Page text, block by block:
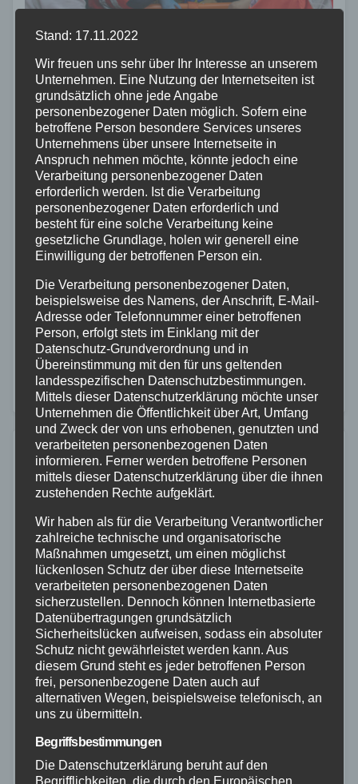
RHEIN-LAHN
Großangelegte
Katastrophenschutzübung im
Rhein-Lahn-Kreis:
Einsatzbereitschaftder
überörtlichen Hilfe unter Beweis
gestellt
Am Freitagmorgen um 9 Uhr begann im
Leitstellenbereich Koblenz eine groß angelegte
Katastrophenschutzübung, bei der die
Einsatzbereitschaft der überörtlichen Hilfe im Rhein-
Lahn-Kreis sowie in den umliegenden Landkreisen
getestet wurde. An…
FEUERWEHR
Audi kracht in Strommasten –
Unfall endet am Feldrand
Stand: 17.11.2022
Wir freuen uns sehr über Ihr Interesse an unserem
Unternehmen. Eine Nutzung der Internetseiten ist
grundsätzlich ohne jede Angabe
personenbezogener Daten möglich. Sofern eine
betroffene Person besondere Services unseres
Unternehmens über unsere Internetseite in
Anspruch nehmen möchte, könnte jedoch eine
Verarbeitung personenbezogener Daten
erforderlich werden. Ist die Verarbeitung
personenbezogener Daten erforderlich und
besteht für eine solche Verarbeitung keine
gesetzliche Grundlage, holen wir generell eine
Einwilligung der betroffenen Person ein.
Die Verarbeitung personenbezogener Daten,
beispielsweise des Namens, der Anschrift, E-Mail-
Adresse oder Telefonnummer einer betroffenen
Person, erfolgt stets im Einklang mit der
Datenschutz-Grundverordnung und in
Übereinstimmung mit den für uns geltenden
landesspezifischen Datenschutzbestimmungen.
Mittels dieser Datenschutzerklärung möchte unser
Unternehmen die Öffentlichkeit über Art, Umfang
und Zweck der von uns erhobenen, genutzten und
verarbeiteten personenbezogenen Daten
informieren. Ferner werden betroffene Personen
mittels dieser Datenschutzerklärung über die ihnen
zustehenden Rechte aufgeklärt.
Wir haben als für die Verarbeitung Verantwortlicher
zahlreiche technische und organisatorische
Maßnahmen umgesetzt, um einen möglichst
lückenlosen Schutz der über diese Internetseite
verarbeiteten personenbezogenen Daten
sicherzustellen. Dennoch können Internetbasierte
Datenübertragungen grundsätzlich
Sicherheitslücken aufweisen, sodass ein absoluter
Schutz nicht gewährleistet werden kann. Aus
diesem Grund steht es jeder betroffenen Person
frei, personenbezogene Daten auch auf
alternativen Wegen, beispielsweise telefonisch, an
uns zu übermitteln.
Begriffsbestimmungen
Die Datenschutzerklärung beruht auf den